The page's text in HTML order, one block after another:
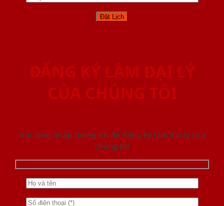
ĐĂNG KÝ LÀM ĐẠI LÝ
CỦA CHÚNG TÔI
Vui lòng nhập thông tin để đăng ký làm đại lý của
chúng tôi